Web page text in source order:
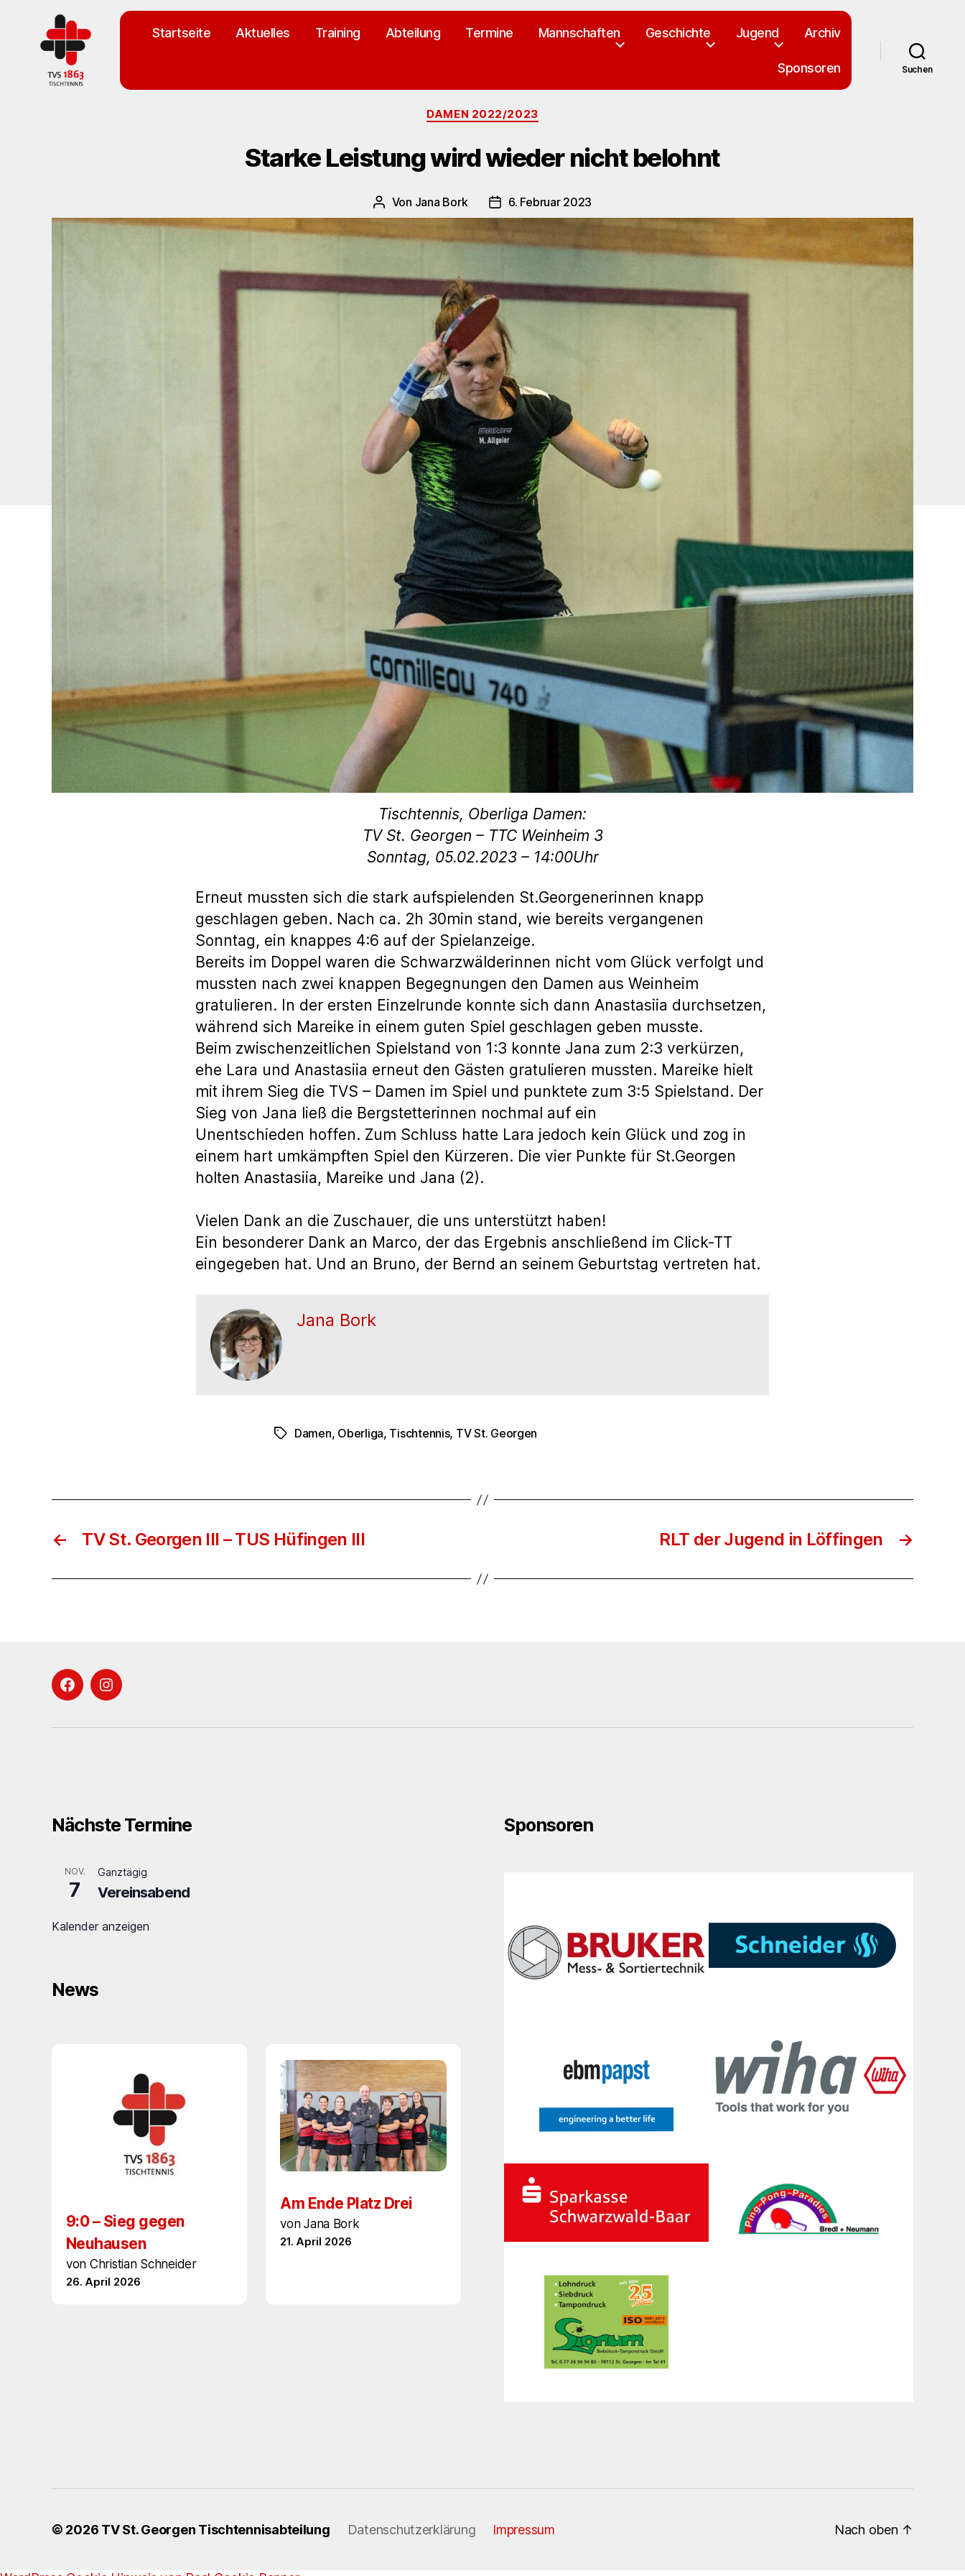
Startseite Aktuelles Training Abteilung Termine Mannschaften Geschichte Jugend Archiv
Sponsoren Suchen
Kategorien
DAMEN 2022/2023
Starke Leistung wird wieder nicht belohnt
Beitragsautor
Von Jana Bork Veröffentlichungsdatum
6. Februar 2023
Tischtennis, Oberliga Damen:
TV St. Georgen – TTC Weinheim 3
Sonntag, 05.02.2023 – 14:00Uhr
Erneut mussten sich die stark aufspielenden St.Georgenerinnen knapp
geschlagen geben. Nach ca. 2h 30min stand, wie bereits vergangenen
Sonntag, ein knappes 4:6 auf der Spielanzeige.
Bereits im Doppel waren die Schwarzwälderinnen nicht vom Glück verfolgt und
mussten nach zwei knappen Begegnungen den Damen aus Weinheim
gratulieren. In der ersten Einzelrunde konnte sich dann Anastasiia durchsetzen,
während sich Mareike in einem guten Spiel geschlagen geben musste.
Beim zwischenzeitlichen Spielstand von 1:3 konnte Jana zum 2:3 verkürzen,
ehe Lara und Anastasiia erneut den Gästen gratulieren mussten. Mareike hielt
mit ihrem Sieg die TVS – Damen im Spiel und punktete zum 3:5 Spielstand. Der
Sieg von Jana ließ die Bergstetterinnen nochmal auf ein
Unentschieden hoffen. Zum Schluss hatte Lara jedoch kein Glück und zog in
einem hart umkämpften Spiel den Kürzeren. Die vier Punkte für St.Georgen
holten Anastasiia, Mareike und Jana (2).
Vielen Dank an die Zuschauer, die uns unterstützt haben!
Ein besonderer Dank an Marco, der das Ergebnis anschließend im Click-TT
eingegeben hat. Und an Bruno, der Bernd an seinem Geburtstag vertreten hat.
Jana Bork
Schlagwörter
Damen, Oberliga, Tischtennis, TV St. Georgen
← TV St. Georgen III – TUS Hüfingen III →
RLT der Jugend in Löffingen
FacebookInstagram
Nächste Termine
NOV.
7
Ganztägig
Vereinsabend
Kalender anzeigen
News
9:0 – Sieg gegen
Neuhausen
von Christian Schneider
26. April 2026
Am Ende Platz Drei
von Jana Bork
21. April 2026
Sponsoren
© 2026 TV St. Georgen Tischtennisabteilung Datenschutzerklärung Impressum Nach oben ↑